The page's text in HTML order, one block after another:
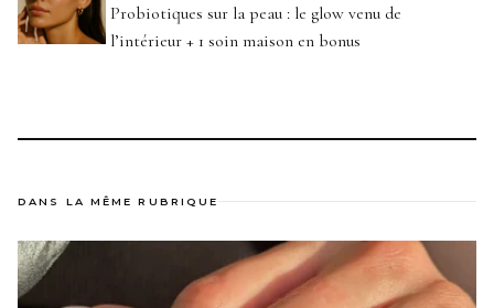
Probiotiques sur la peau : le glow venu de
l’intérieur + 1 soin maison en bonus
DANS LA MÊME RUBRIQUE